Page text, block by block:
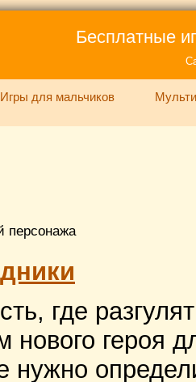
Бесплатные
Игры для мальчиков
персонажа
где
нового героя
нужно